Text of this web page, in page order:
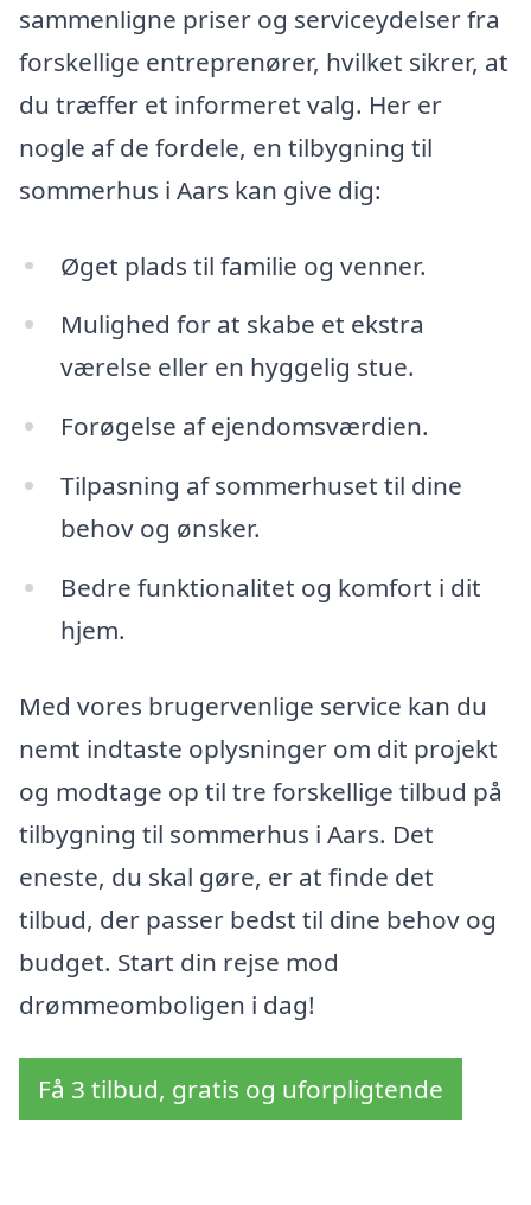
sammenligne priser og serviceydelser fra
forskellige entreprenører, hvilket sikrer, at
du træffer et informeret valg. Her er
nogle af de fordele, en tilbygning til
sommerhus i Aars kan give dig:
Øget plads til familie og venner.
Mulighed for at skabe et ekstra
værelse eller en hyggelig stue.
Forøgelse af ejendomsværdien.
Tilpasning af sommerhuset til dine
behov og ønsker.
Bedre funktionalitet og komfort i dit
hjem.
Med vores brugervenlige service kan du
nemt indtaste oplysninger om dit projekt
og modtage op til tre forskellige tilbud på
tilbygning til sommerhus i Aars. Det
eneste, du skal gøre, er at finde det
tilbud, der passer bedst til dine behov og
budget. Start din rejse mod
drømmeomboligen i dag!
Få 3 tilbud, gratis og uforpligtende